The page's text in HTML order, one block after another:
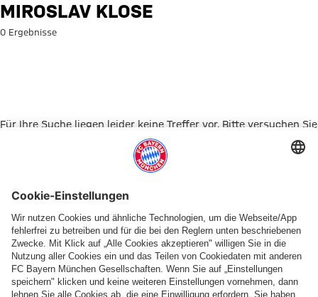
Suche: Miroslav Klose
MIROSLAV KLOSE
0 Ergebnisse
Für Ihre Suche liegen leider keine Treffer vor. Bitte versuchen Sie
Zur Startseite